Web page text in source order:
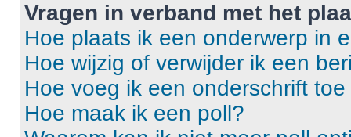
Vragen in verband met het
Hoe plaats ik een onderwerp in
Hoe wijzig of verwijder ik een
Hoe voeg ik een onderschrift
Hoe maak ik een poll?